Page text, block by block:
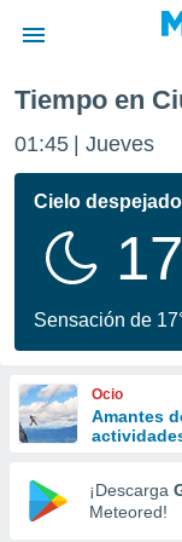
de
ha
calidad.
a este
las
y
forma
digital
basada
Tiempo en
01:45 Jueves
Cielo despejado
Sensación de
Ocio
Amantes
¡Descarga
Meteored!